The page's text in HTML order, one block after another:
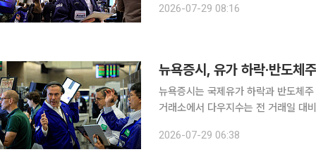
스닥지수는 55.17포인트(0.22%) 하
2026-07-29 08:16
뉴욕증시, 유가 하락·반도
뉴욕증시는 국제유가 하락과 반도체주 약세가 맞
거래소에서 다우지수는 전 거래일 대비 537.24포인트(1.03%) 상승한 5만2747.32에 마감
트(0.22%) 하락한 2만4876.91에
2026-07-29 06:38